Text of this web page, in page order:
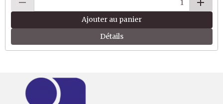
Ajouter au panier
Détails